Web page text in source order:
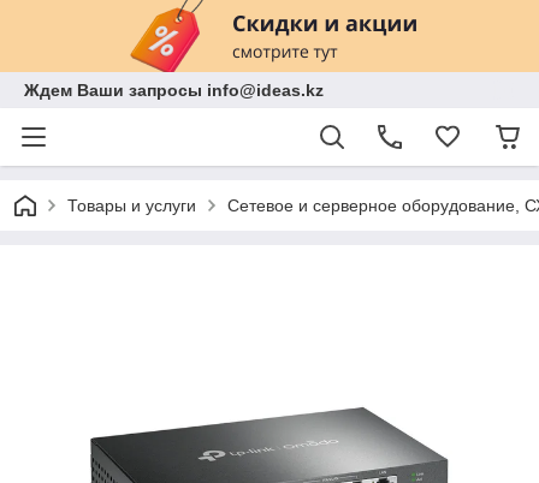
Ждем Ваши запросы info@ideas.kz
Товары и услуги Сетевое и серверное оборудование,